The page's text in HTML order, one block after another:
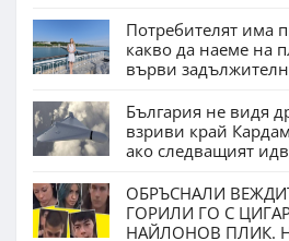
Потребителят има
какво да наеме на
върви
България не видя
взриви край
ако следващият
ОБРЪСНАЛИ
ГОРИЛИ ГО С
НАЙЛОНОВ ПЛИК.